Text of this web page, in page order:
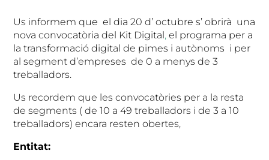
Us informem que el dia 20 d’ octubre s’ obrirà una
nova convocatòria del Kit Digital, el programa per a
la transformació digital de pimes i autònoms i per
al segment d’empreses de 0 a menys de 3
treballadors.
Us recordem que les convocatòries per a la resta
de segments ( de 10 a 49 treballadors i de 3 a 10
treballadors) encara resten obertes,
Entitat: